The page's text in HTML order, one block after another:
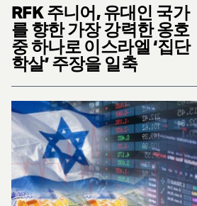
RFK 주니어, 유대인 국가
를 향한 가장 강력한 옹호
중 하나로 이스라엘 ‘집단
학살’ 주장을 일축